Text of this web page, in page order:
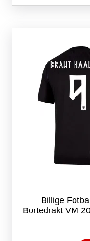
Billige
Bortedrakt VM